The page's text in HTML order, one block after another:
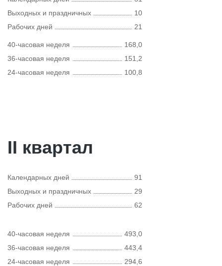
Выходных и праздничных
10
Рабочих дней
21
40-часовая неделя
168,0
36-часовая неделя
151,2
24-часовая неделя
100,8
II квартал
Календарных дней
91
Выходных и праздничных
29
Рабочих дней
62
40-часовая неделя
493,0
36-часовая неделя
443,4
24-часовая неделя
294,6